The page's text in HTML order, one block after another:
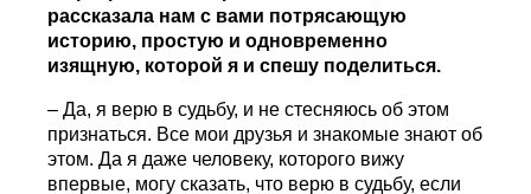
рассказала нам с вами потрясающую
историю, простую и одновременно
изящную, которой я и спешу поделиться.
– Да, я верю в судьбу, и не стесняюсь об этом
признаться. Все мои друзья и знакомые знают об
этом. Да я даже человеку, которого вижу
впервые, могу сказать, что верю в судьбу, если